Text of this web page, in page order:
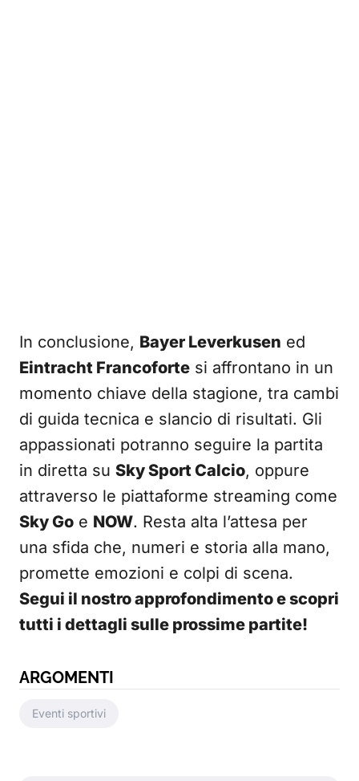
In conclusione, Bayer Leverkusen ed
Eintracht Francoforte si affrontano in un
momento chiave della stagione, tra cambi
di guida tecnica e slancio di risultati. Gli
appassionati potranno seguire la partita
in diretta su Sky Sport Calcio, oppure
attraverso le piattaforme streaming come
Sky Go e NOW. Resta alta l’attesa per
una sfida che, numeri e storia alla mano,
promette emozioni e colpi di scena.
Segui il nostro approfondimento e scopri
tutti i dettagli sulle prossime partite!
ARGOMENTI
Eventi sportivi